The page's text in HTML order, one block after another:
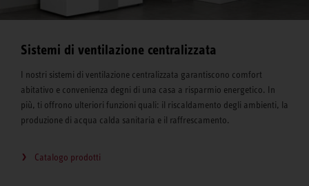
Sistemi di ventilazione centralizzata
I nostri sistemi di ventilazione centralizzata garantiscono comfort
abitativo e convenienza degni di una casa a risparmio energetico. In
più, ti offrono ulteriori funzioni quali: il riscaldamento degli ambienti, la
produzione di acqua calda sanitaria e il raffrescamento.
Catalogo prodotti